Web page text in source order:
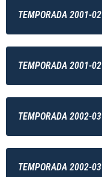
TEMPORADA 2001-02
TEMPORADA 2001-02
TEMPORADA 2002-03
TEMPORADA 2002-03